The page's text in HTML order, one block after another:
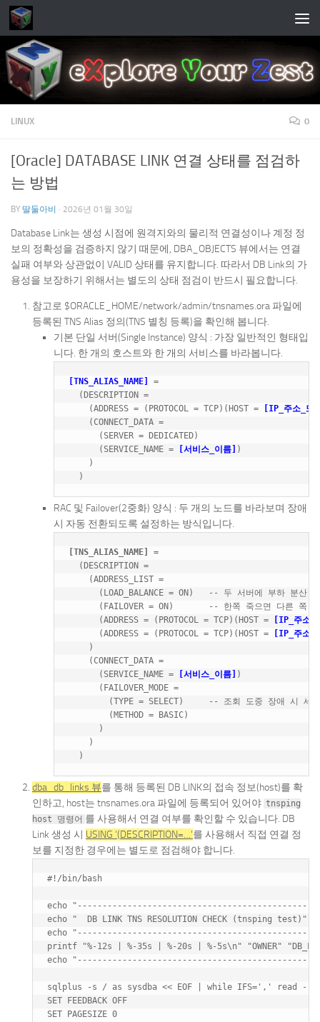
Skip to content
LINUX 0
[Oracle] DATABASE LINK 연결 상태를 점검하
는 방법
BY 딸둘아비 · 2026년 01월 30일
Database Link는 생성 시점에 원격지와의 물리적 연결성이나 계정 정
보의 정확성을 검증하지 않기 때문에, DBA_OBJECTS 뷰에서는 연결
실패 여부와 상관없이 VALID 상태를 유지합니다. 따라서 DB Link의 가
용성을 보장하기 위해서는 별도의 상태 점검이 반드시 필요합니다.
참고로 $ORACLE_HOME/network/admin/tnsnames.ora 파일에
등록된 TNS Alias 정의(TNS 별칭 등록)을 확인해 봅니다.
기본 단일 서버(Single Instance) 양식 : 가장 일반적인 형태입
니다. 한 개의 호스트와 한 개의 서비스를 바라봅니다.
[TNS_ALIAS_NAME]
=
  (DESCRIPTION =
    (ADDRESS = (PROTOCOL = TCP)(HOST =
[IP_주소_또
    (CONNECT_DATA =
      (SERVER = DEDICATED)
      (SERVICE_NAME =
[서비스_이름]
)
    )
RAC 및 Failover(2중화) 양식 : 두 개의 노드를 바라보며 장애
시 자동 전환되도록 설정하는 방식입니다.
[TNS_ALIAS_NAME]
=
  (DESCRIPTION =
    (ADDRESS_LIST =
(LOAD_BALANCE = ON)   -- 두 서버에 부하 분산 (
(FAILOVER = ON)       -- 한쪽 죽으면 다른 쪽
      (ADDRESS = (PROTOCOL = TCP)(HOST =
[IP_주소_
      (ADDRESS = (PROTOCOL = TCP)(HOST =
[IP_주소_
    )
    (CONNECT_DATA =
      (SERVICE_NAME =
[서비스_이름]
)
      (FAILOVER_MODE =
(TYPE = SELECT)     -- 조회 도중 장애 시 세
        (METHOD = BASIC)
      )
    )
dba_db_links 뷰를 통해 등록된 DB LINK의 접속 정보(host)를 확
인하고, host는 tnsnames.ora 파일에 등록되어 있어야 tnsping
host 명령어 를 사용해서 연결 여부를 확인할 수 있습니다. DB
Link 생성 시 USING ‘(DESCRIPTION=…’를 사용해서 직접 연결 정
보를 지정한 경우에는 별도로 점검해야 합니다.
#!/bin/bash
echo
echo "  DB LINK TNS RESOLUTION CHECK (tnsping test)"
echo
printf "%-12s | %-35s | %-20s | %-5s\n" "OWNER"
echo
sqlplus -s / as sysdba << EOF | while IFS=',' read -r
SET FEEDBACK OFF
SET PAGESIZE 0